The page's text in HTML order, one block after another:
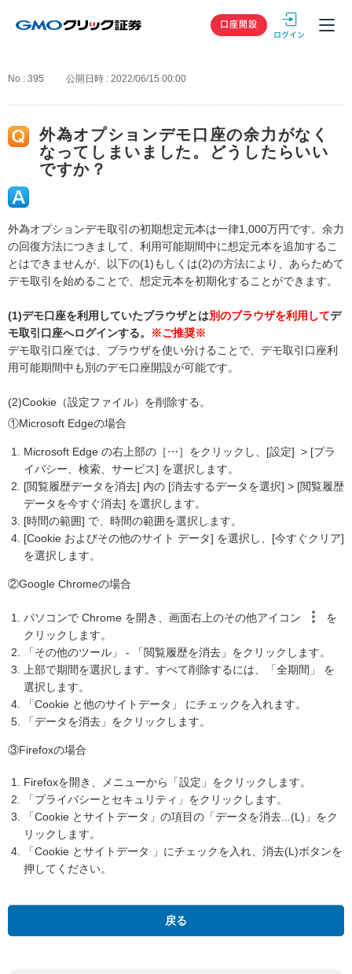
GMOクリック
口座開設
No : 395 公開日時 : 2022/06/15 00:00
外為オプションデモ口座の余力がなく
なってしまいました。どうしたらいい
ですか？
外為オプションデモ取引の初期想定元本は一律1,000万円です。余力
の回復方法につきまして、利用可能期間中に想定元本を追加するこ
とはできませんが、以下の(1)もしくは(2)の方法により、あらためて
デモ取引を始めることで、想定元本を初期化することができます。
(1)デモ口座を利用していたブラウザとは別のブラウザを利用してデ
モ取引口座へログインする。
※ご推奨※
デモ取引口座では、ブラウザを使い分けることで、デモ取引口座利
用可能期間中も別のデモ口座開設が可能です。
(2)Cookie（設定ファイル）を削除する。
①Microsoft Edgeの場合
Microsoft Edge の右上部の［⋯］をクリックし、[設定] > [プラ
イバシー、検索、サービス] を選択します。
[閲覧履歴データを消去] 内の [消去するデータを選択] > [閲覧履歴
データを今すぐ消去] を選択します。
[時間の範囲] で、時間の範囲を選択します。
[Cookie およびその他のサイト データ] を選択し、[今すぐクリア]
を選択します。
②Google Chromeの場合
パソコンで Chrome を開き、画面右上のその他アイコン
を
クリックします。
「その他のツール」 - 「閲覧履歴を消去」をクリックします。
上部で期間を選択します。すべて削除するには、「全期間」 を
選択します。
「Cookie と他のサイトデータ」 にチェックを入れます。
「データを消去」をクリックします。
③Firefoxの場合
Firefoxを開き、メニューから「設定」をクリックします。
「プライバシーとセキュリティ」をクリックします。
「Cookie とサイトデータ」の項目の「データを消去...(L)」をク
リックします。
「Cookie とサイトデータ 」にチェックを入れ、消去(L)ボタンを
押してください。
戻る